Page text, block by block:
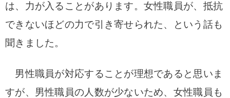
は、力が入ることがあります。 女性職員が、抵抗
できないほどの力で引き寄せられた、という話も
聞きました。
男性職員が対応することが理想であると思いま
すが、男性職員の人数が少ないため、女性職員も